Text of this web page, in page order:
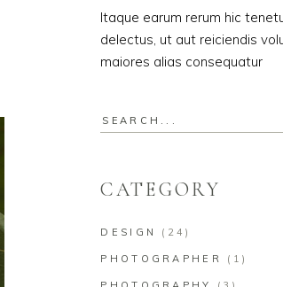
Itaque earum rerum hic
delectus, ut aut reiciendis
maiores alias consequatur
Search
CATEGORY
DESIGN (24)
PHOTOGRAPHER (1)